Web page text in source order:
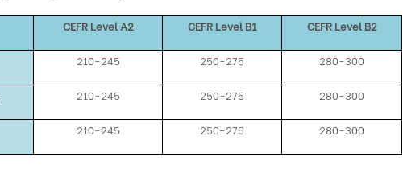
CEFRLevel A2 CEFR Level B1 CEFRLevel B2
210-245 250-275 280-300
210-245 250-275 280-300
210-245 250-275 280-300